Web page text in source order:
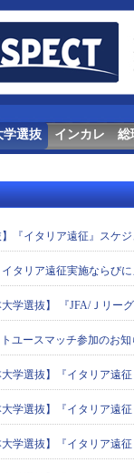
学選抜 インカレ 総
】『イタリア遠征』スケ
タリア遠征実施ならび
大学選抜】 『JFA/Ｊリー
ユースマッチ参加のお知
大学選抜】『イタリア遠
大学選抜】『イタリア遠
大学選抜】『イタリア遠